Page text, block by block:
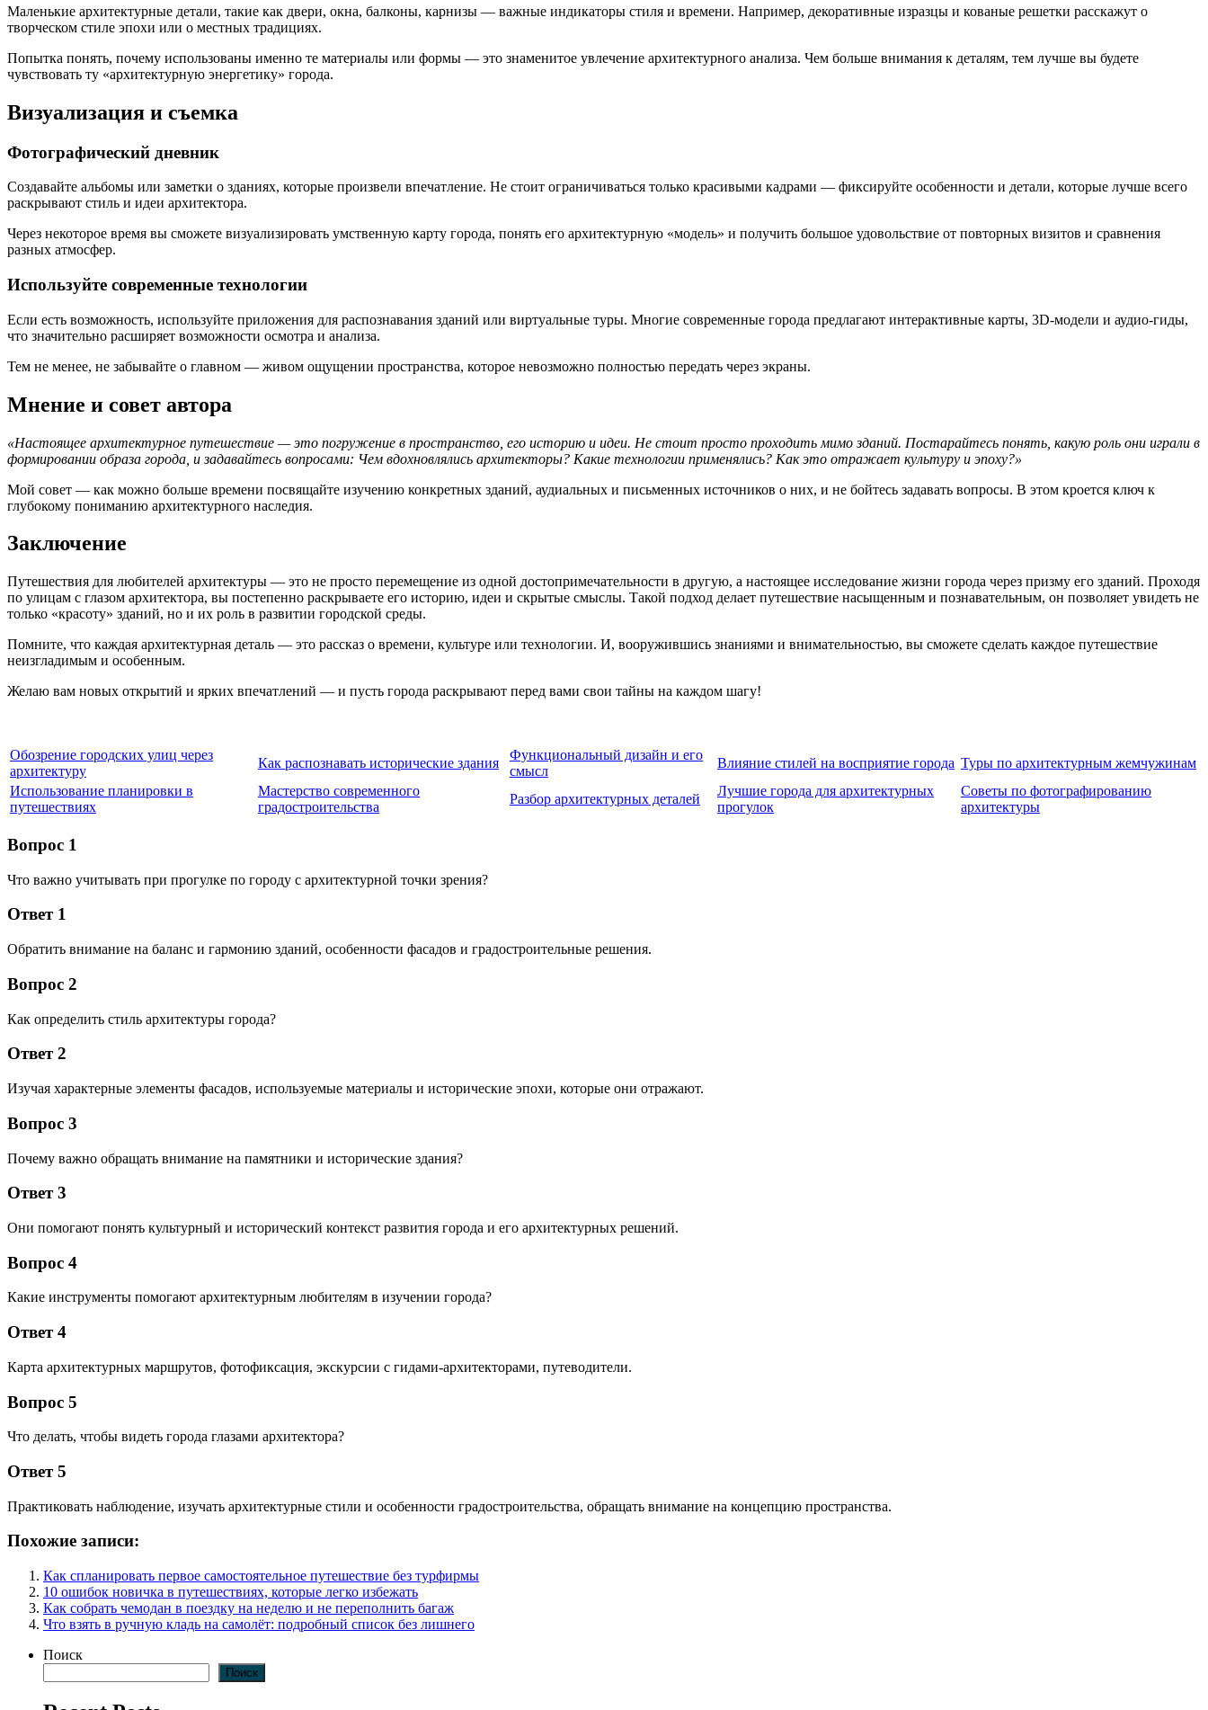
Маленькие архитектурные детали, такие как двери, окна, балконы, карнизы — важные индикаторы стиля и времени. Например, декоративные изразцы и кованые решетки расскажут о
творческом стиле эпохи или о местных традициях.
Попытка понять, почему использованы именно те материалы или формы — это знаменитое увлечение архитектурного анализа. Чем больше внимания к деталям, тем лучше вы будете
чувствовать ту «архитектурную энергетику» города.
Визуализация и съемка
Фотографический дневник
Создавайте альбомы или заметки о зданиях, которые произвели впечатление. Не стоит ограничиваться только красивыми кадрами — фиксируйте особенности и детали, которые лучше всего
раскрывают стиль и идеи архитектора.
Через некоторое время вы сможете визуализировать умственную карту города, понять его архитектурную «модель» и получить большое удовольствие от повторных визитов и сравнения
разных атмосфер.
Используйте современные технологии
Если есть возможность, используйте приложения для распознавания зданий или виртуальные туры. Многие современные города предлагают интерактивные карты, 3D-модели и аудио-гиды,
что значительно расширяет возможности осмотра и анализа.
Тем не менее, не забывайте о главном — живом ощущении пространства, которое невозможно полностью передать через экраны.
Мнение и совет автора
«Настоящее архитектурное путешествие — это погружение в пространство, его историю и идеи. Не стоит просто проходить мимо зданий. Постарайтесь понять, какую роль они играли в
формировании образа города, и задавайтесь вопросами: Чем вдохновлялись архитекторы? Какие технологии применялись? Как это отражает культуру и эпоху?»
Мой совет — как можно больше времени посвящайте изучению конкретных зданий, аудиальных и письменных источников о них, и не бойтесь задавать вопросы. В этом кроется ключ к
глубокому пониманию архитектурного наследия.
Заключение
Путешествия для любителей архитектуры — это не просто перемещение из одной достопримечательности в другую, а настоящее исследование жизни города через призму его зданий. Проходя
по улицам с глазом архитектора, вы постепенно раскрываете его историю, идеи и скрытые смыслы. Такой подход делает путешествие насыщенным и познавательным, он позволяет увидеть не
только «красоту» зданий, но и их роль в развитии городской среды.
Помните, что каждая архитектурная деталь — это рассказ о времени, культуре или технологии. И, вооружившись знаниями и внимательностью, вы сможете сделать каждое путешествие
неизгладимым и особенным.
Желаю вам новых открытий и ярких впечатлений — и пусть города раскрывают перед вами свои тайны на каждом шагу!
Обозрение городских улиц через
архитектуру
Как распознавать исторические здания
Функциональный дизайн и его
смысл
Влияние стилей на восприятие города Туры по архитектурным жемчужинам
Использование планировки в
путешествиях
Мастерство современного
градостроительства
Разбор архитектурных деталей
Лучшие города для архитектурных
прогулок
Советы по фотографированию
архитектуры
Вопрос 1
Что важно учитывать при прогулке по городу с архитектурной точки зрения?
Ответ 1
Обратить внимание на баланс и гармонию зданий, особенности фасадов и градостроительные решения.
Вопрос 2
Как определить стиль архитектуры города?
Ответ 2
Изучая характерные элементы фасадов, используемые материалы и исторические эпохи, которые они отражают.
Вопрос 3
Почему важно обращать внимание на памятники и исторические здания?
Ответ 3
Они помогают понять культурный и исторический контекст развития города и его архитектурных решений.
Вопрос 4
Какие инструменты помогают архитектурным любителям в изучении города?
Ответ 4
Карта архитектурных маршрутов, фотофиксация, экскурсии с гидами-архитекторами, путеводители.
Вопрос 5
Что делать, чтобы видеть города глазами архитектора?
Ответ 5
Практиковать наблюдение, изучать архитектурные стили и особенности градостроительства, обращать внимание на концепцию пространства.
Похожие записи:
Как спланировать первое самостоятельное путешествие без турфирмы
10 ошибок новичка в путешествиях, которые легко избежать
Как собрать чемодан в поездку на неделю и не переполнить багаж
Что взять в ручную кладь на самолёт: подробный список без лишнего
Поиск
Поиск